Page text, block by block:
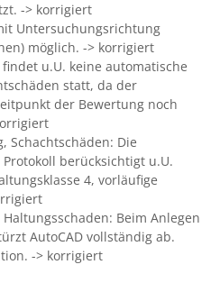
-> korrigiert
Untersuchungsrichtung
möglich. -> korrigiert
findet u.U. keine automatische
statt, da der
der Bewertung noch
Schachtschäden: Die
berücksichtigt u.U.
4, vorläufige
Beim Anlegen
AutoCAD vollständig ab.
-> korrigiert